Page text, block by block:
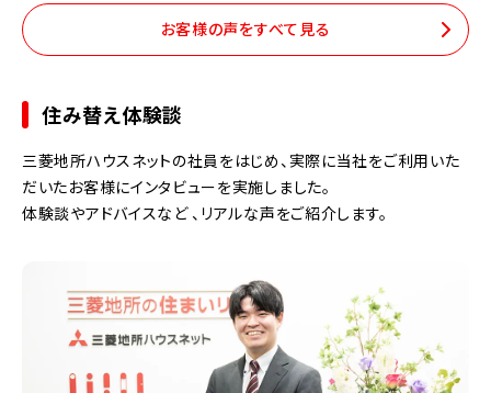
お客様の声をすべて見る
住み替え体験談
三菱地所ハウスネットの社員をはじめ、実際に当社をご利用いた
だいたお客様にインタビューを実施しました。
体験談やアドバイスなど 、リアルな声をご紹介します。